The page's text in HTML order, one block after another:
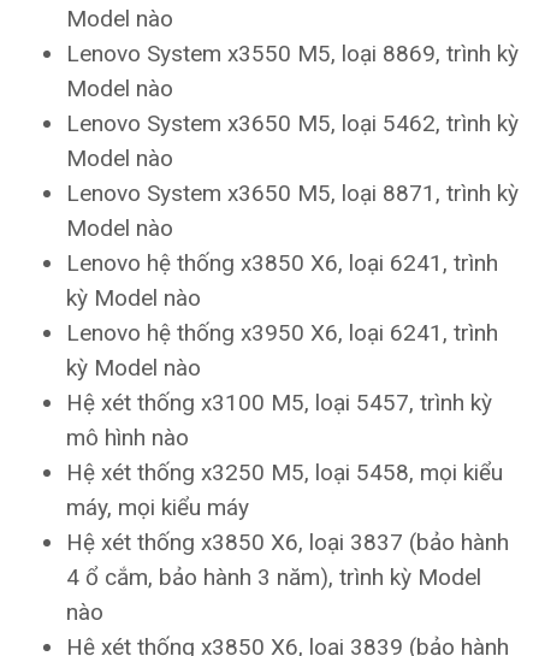
Model nào
Lenovo System x3550 M5, loại 8869, trình kỳ
Model nào
Lenovo System x3650 M5, loại 5462, trình kỳ
Model nào
Lenovo System x3650 M5, loại 8871, trình kỳ
Model nào
Lenovo hệ thống x3850 X6, loại 6241, trình
kỳ Model nào
Lenovo hệ thống x3950 X6, loại 6241, trình
kỳ Model nào
Hệ xét thống x3100 M5, loại 5457, trình kỳ
mô hình nào
Hệ xét thống x3250 M5, loại 5458, mọi kiểu
máy, mọi kiểu máy
Hệ xét thống x3850 X6, loại 3837 (bảo hành
4 ổ cắm, bảo hành 3 năm), trình kỳ Model
nào
Hệ xét thống x3850 X6, loại 3839 (bảo hành